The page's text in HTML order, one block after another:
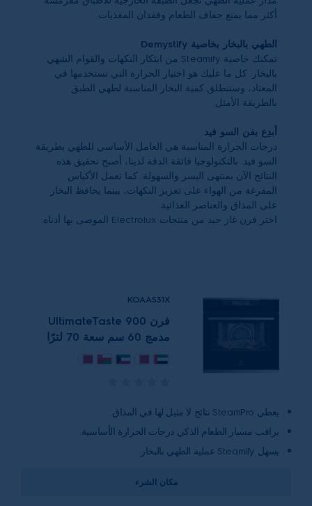
أكثر مما يمنع جفاف الطعام وفقدان المغذيات.
الطهي بالبخار بخاصية Demystify
تمكنك خاصية Steamify من ابتكار النكهات والقوام الشهي
بالبخار. كل ما عليك هو اختيار الحرارة التي تستخدمها في
المعتاد، وستنطلق كمية البخار المناسبة لطهي الطبق
بالطريقة الأمثل.
أبدِع بفن السو فيد
درجات الجرارة المناسبة هي العامل الأساسي للطهي بطريقة
السو فيد. بالتكنولوجيا فائقة الدقة لدينا، أصبح تحقيق هذه
النتائج الآن بمنتهى اليسر والسهولة. كما تعمل الأكياس
المفرغة من الهواء على تعزيز النكهات، بينما يحافظ البخار
على المذاق والعناصر الغذائية.
اختر فرن غاز جيد من منتجات Electrolux الموصى بها أدناه:
KOAAS31X
فرن UltimateTaste 900
مدمج 60 سم سعة 70 لترًا
يعطي SteamPro نتائج لا مثيل لها في المذاق.
يراقب مسبار الطعام الذكي درجات الحرارة الأساسية.
يسهل Steamify عملية الطهي بالبخار.
مكان الشرء